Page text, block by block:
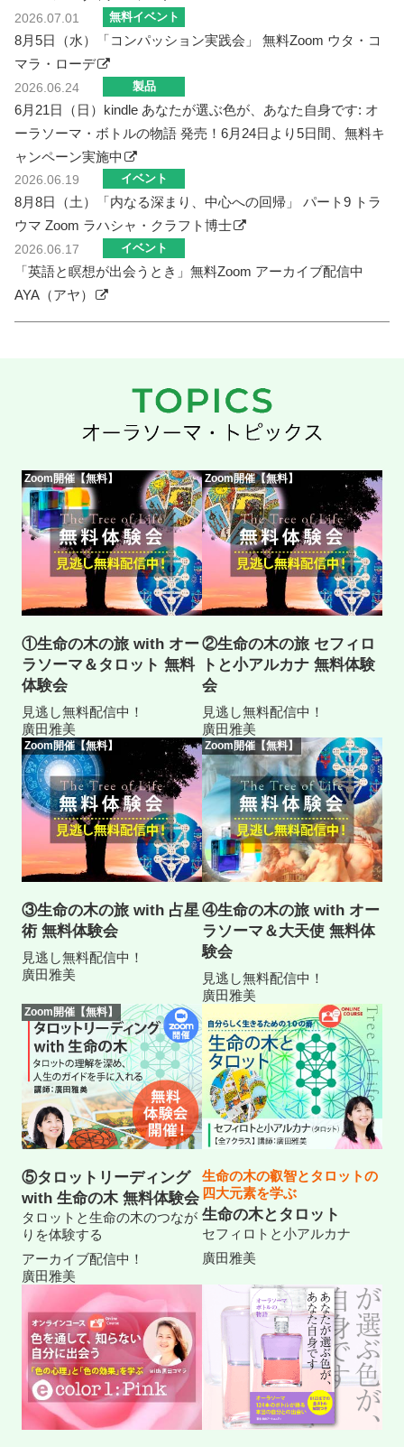
2026.07.01 無料イベント
8月5日（水）「コンパッション実践会」 無料Zoom ウタ・コ
マラ・ローデ
2026.06.24 製品
6月21日（日）kindle あなたが選ぶ色が、あなた自身です: オ
ーラソーマ・ボトルの物語 発売！6月24日より5日間、無料キ
ャンペーン実施中
2026.06.19 イベント
8月8日（土）「内なる深まり、中心への回帰」 パート9 トラ
ウマ Zoom ラハシャ・クラフト博士
2026.06.17 イベント
「英語と瞑想が出会うとき」無料Zoom アーカイブ配信中
AYA（アヤ）
Zoom開催【無料】
①生命の木の旅 with オー
ラソーマ＆タロット 無料
体験会
見逃し無料配信中！
廣田雅美
Zoom開催【無料】
②生命の木の旅 セフィロ
トと小アルカナ 無料体験
会
見逃し無料配信中！
廣田雅美
Zoom開催【無料】
③生命の木の旅 with 占星
術 無料体験会
見逃し無料配信中！
廣田雅美
Zoom開催【無料】
④生命の木の旅 with オー
ラソーマ＆大天使 無料体
験会
見逃し無料配信中！
廣田雅美
Zoom開催【無料】
⑤タロットリーディング
with 生命の木 無料体験会
タロットと生命の木のつなが
りを体験する
アーカイブ配信中！
廣田雅美
生命の木の叡智とタロットの
四大元素を学ぶ
生命の木とタロット
セフィロトと小アルカナ
廣田雅美